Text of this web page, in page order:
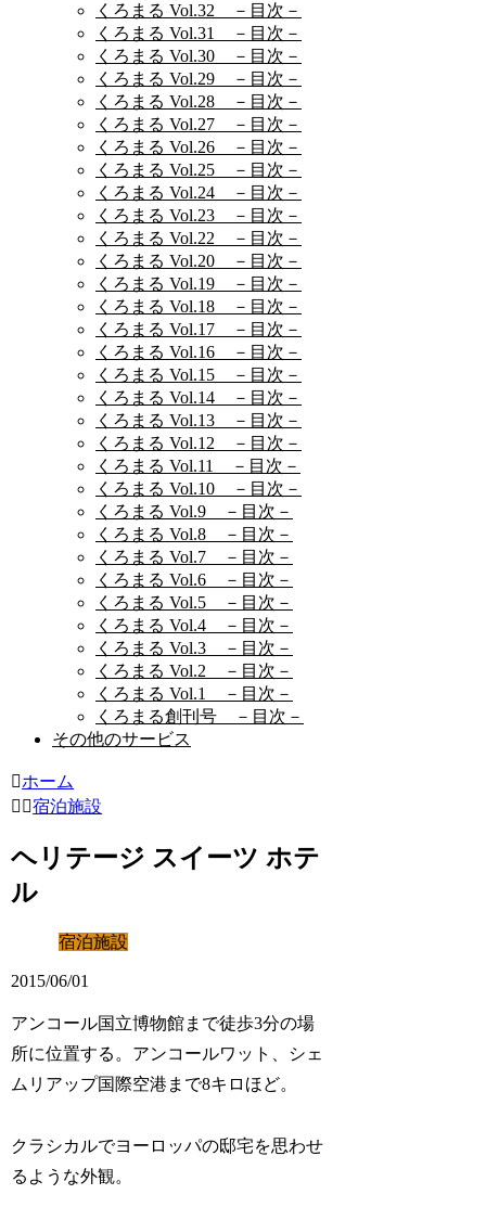
くろまる Vol.32 －目次－
くろまる Vol.31 －目次－
くろまる Vol.30 －目次－
くろまる Vol.29 －目次－
くろまる Vol.28 －目次－
くろまる Vol.27 －目次－
くろまる Vol.26 －目次－
くろまる Vol.25 －目次－
くろまる Vol.24 －目次－
くろまる Vol.23 －目次－
くろまる Vol.22 －目次－
くろまる Vol.20 －目次－
くろまる Vol.19 －目次－
くろまる Vol.18 －目次－
くろまる Vol.17 －目次－
くろまる Vol.16 －目次－
くろまる Vol.15 －目次－
くろまる Vol.14 －目次－
くろまる Vol.13 －目次－
くろまる Vol.12 －目次－
くろまる Vol.11 －目次－
くろまる Vol.10 －目次－
くろまる Vol.9 －目次－
くろまる Vol.8 －目次－
くろまる Vol.7 －目次－
くろまる Vol.6 －目次－
くろまる Vol.5 －目次－
くろまる Vol.4 －目次－
くろまる Vol.3 －目次－
くろまる Vol.2 －目次－
くろまる Vol.1 －目次－
くろまる創刊号 －目次－
その他のサービス
ホーム
宿泊施設
ヘリテージ スイーツ ホテ
ル
宿泊施設
2015/06/01
アンコール国立博物館まで徒歩3分の場
所に位置する。アンコールワット、シェ
ムリアップ国際空港まで8キロほど。
クラシカルでヨーロッパの邸宅を思わせ
るような外観。